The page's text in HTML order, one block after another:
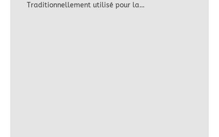
Traditionnellement utilisé pour la…